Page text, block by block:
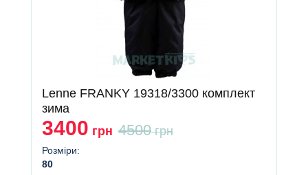
Lenne FRANKY 19318/3300 комплект
зима
3400 грн 4500грн
Розміри:
80